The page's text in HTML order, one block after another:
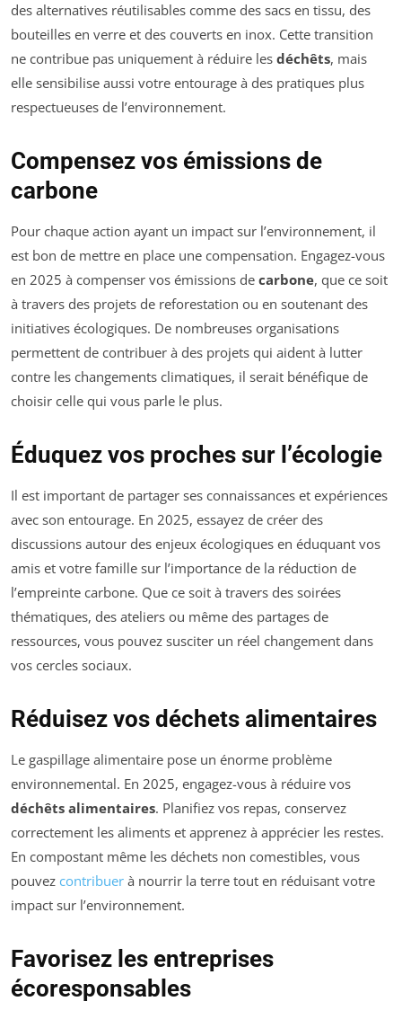
des alternatives réutilisables comme des sacs en tissu, des
bouteilles en verre et des couverts en inox. Cette transition
ne contribue pas uniquement à réduire les déchêts, mais
elle sensibilise aussi votre entourage à des pratiques plus
respectueuses de l’environnement.
Compensez vos émissions de
carbone
Pour chaque action ayant un impact sur l’environnement, il
est bon de mettre en place une compensation. Engagez-vous
en 2025 à compenser vos émissions de carbone, que ce soit
à travers des projets de reforestation ou en soutenant des
initiatives écologiques. De nombreuses organisations
permettent de contribuer à des projets qui aident à lutter
contre les changements climatiques, il serait bénéfique de
choisir celle qui vous parle le plus.
Éduquez vos proches sur l’écologie
Il est important de partager ses connaissances et expériences
avec son entourage. En 2025, essayez de créer des
discussions autour des enjeux écologiques en éduquant vos
amis et votre famille sur l’importance de la réduction de
l’empreinte carbone. Que ce soit à travers des soirées
thématiques, des ateliers ou même des partages de
ressources, vous pouvez susciter un réel changement dans
vos cercles sociaux.
Réduisez vos déchets alimentaires
Le gaspillage alimentaire pose un énorme problème
environnemental. En 2025, engagez-vous à réduire vos
déchêts alimentaires. Planifiez vos repas, conservez
correctement les aliments et apprenez à apprécier les restes.
En compostant même les déchets non comestibles, vous
pouvez contribuer à nourrir la terre tout en réduisant votre
impact sur l’environnement.
Favorisez les entreprises
écoresponsables